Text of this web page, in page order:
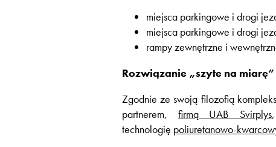
miejsca parkingowe i drogi
miejsca parkingowe i drogi
rampy zewnętrzne i
Rozwiązanie „szyte na miarę”
Zgodnie ze swoją filozofią
partnerem, firmą UAB Svirplys
technologię poliuretanowo-